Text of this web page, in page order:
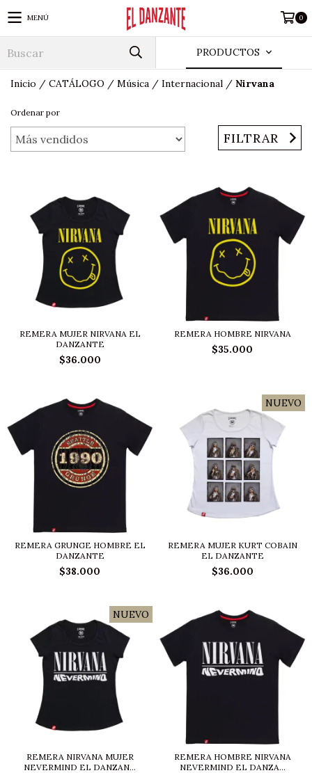
MENÚ 0
PRODUCTOS
Inicio / CATÁLOGO / Música / Internacional / Nirvana
Ordenar por
FILTRAR
REMERA MUJER NIRVANA EL
DANZANTE
$36.000
REMERA HOMBRE NIRVANA
$35.000
REMERA GRUNGE HOMBRE EL
DANZANTE
$38.000
NUEVO
REMERA MUJER KURT COBAIN
EL DANZANTE
$36.000
NUEVO
REMERA NIRVANA MUJER
NEVERMIND EL DANZAN...
REMERA HOMBRE NIRVANA
NEVERMIND EL DANZA...